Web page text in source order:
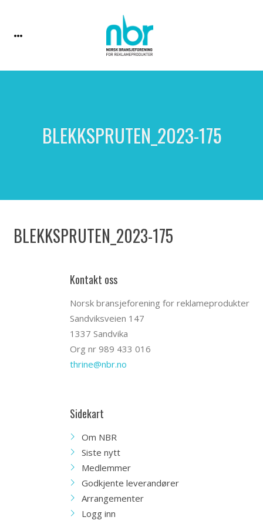
BLEKKSPRUTEN_2023-175
BLEKKSPRUTEN_2023-175
Kontakt oss
Norsk bransjeforening for reklameprodukter
Sandviksveien 147
1337 Sandvika
Org nr 989 433 016
thrine@nbr.no
Sidekart
Om NBR
Siste nytt
Medlemmer
Godkjente leverandører
Arrangementer
Logg inn